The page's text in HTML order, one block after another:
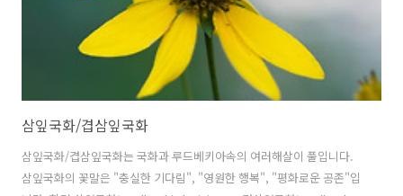
삼잎국화/겹삼잎국화
삼잎국화/겹삼잎국화는 국화과 루드베키아속의 여러해살이 풀입니다.
삼잎국화의 꽃말은 "충실한 기다림", "영원한 행복", "평화로운 공존"입